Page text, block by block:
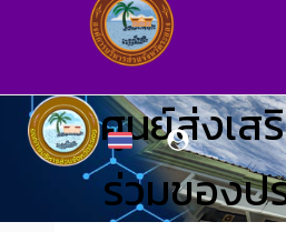
ศูนย์ส่งเส
ร่วมของป